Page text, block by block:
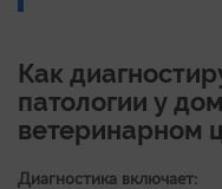
Как
патологии у
ветеринарном
Диагностика включает: